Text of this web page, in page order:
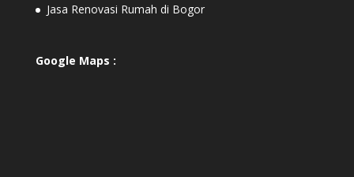
Jasa Renovasi Rumah di Bogor
Google Maps :